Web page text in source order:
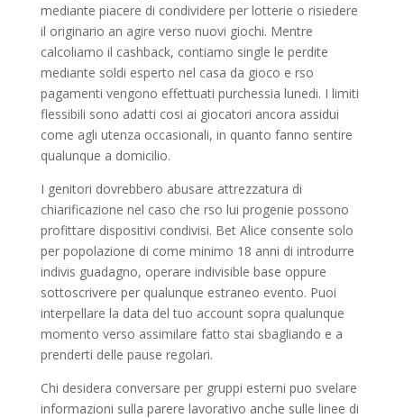
mediante piacere di condividere per lotterie o risiedere
il originario an agire verso nuovi giochi. Mentre
calcoliamo il cashback, contiamo single le perdite
mediante soldi esperto nel casa da gioco e rso
pagamenti vengono effettuati purchessia lunedi. I limiti
flessibili sono adatti cosi ai giocatori ancora assidui
come agli utenza occasionali, in quanto fanno sentire
qualunque a domicilio.
I genitori dovrebbero abusare attrezzatura di
chiarificazione nel caso che rso lui progenie possono
profittare dispositivi condivisi. Bet Alice consente solo
per popolazione di come minimo 18 anni di introdurre
indivis guadagno, operare indivisible base oppure
sottoscrivere per qualunque estraneo evento. Puoi
interpellare la data del tuo account sopra qualunque
momento verso assimilare fatto stai sbagliando e a
prenderti delle pause regolari.
Chi desidera conversare per gruppi esterni puo svelare
informazioni sulla parere lavorativo anche sulle linee di